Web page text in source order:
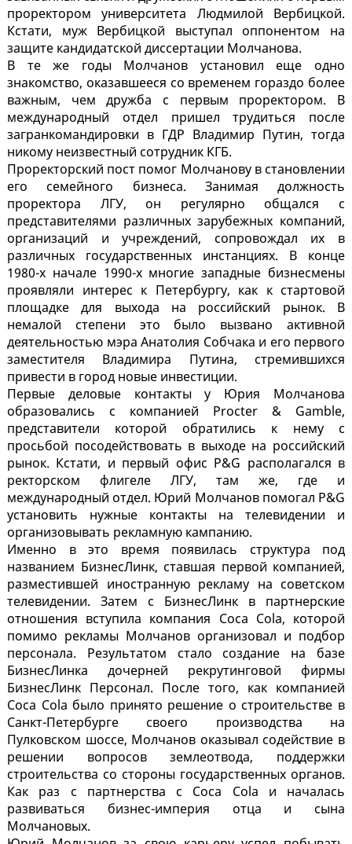
проректором университета Людмилой Вербицкой.
Кстати, муж Вербицкой выступал оппонентом на
защите кандидатской диссертации Молчанова.
В те же годы Молчанов установил еще одно
знакомство, оказавшееся со временем гораздо более
важным, чем дружба с первым проректором. В
международный отдел пришел трудиться после
загранкомандировки в ГДР Владимир Путин, тогда
никому неизвестный сотрудник КГБ.
Проректорский пост помог Молчанову в становлении
его семейного бизнеса. Занимая должность
проректора ЛГУ, он регулярно общался с
представителями различных зарубежных компаний,
организаций и учреждений, сопровождал их в
различных государственных инстанциях. В конце
1980-х начале 1990-х многие западные бизнесмены
проявляли интерес к Петербургу, как к стартовой
площадке для выхода на российский рынок. В
немалой степени это было вызвано активной
деятельностью мэра Анатолия Собчака и его первого
заместителя Владимира Путина, стремившихся
привести в город новые инвестиции.
Первые деловые контакты у Юрия Молчанова
образовались с компанией Procter & Gamble,
представители которой обратились к нему с
просьбой посодействовать в выходе на российский
рынок. Кстати, и первый офис P&G располагался в
ректорском флигеле ЛГУ, там же, где и
международный отдел. Юрий Молчанов помогал P&G
установить нужные контакты на телевидении и
организовывать рекламную кампанию.
Именно в это время появилась структура под
названием БизнесЛинк, ставшая первой компанией,
разместившей иностранную рекламу на советском
телевидении. Затем с БизнесЛинк в партнерские
отношения вступила компания Coca Cola, которой
помимо рекламы Молчанов организовал и подбор
персонала. Результатом стало создание на базе
БизнесЛинка дочерней рекрутинговой фирмы
БизнесЛинк Персонал. После того, как компанией
Coca Cola было принято решение о строительстве в
Санкт-Петербурге своего производства на
Пулковском шоссе, Молчанов оказывал содействие в
решении вопросов землеотвода, поддержки
строительства со стороны государственных органов.
Как раз с партнерства с Coca Cola и началась
развиваться бизнес-империя отца и сына
Молчановых.